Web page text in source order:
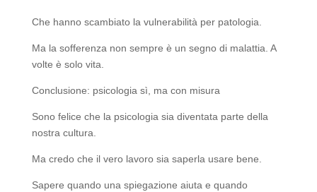
Che hanno scambiato la vulnerabilità per patologia.
Ma la sofferenza non sempre è un segno di malattia. A
volte è solo vita.
Conclusione: psicologia sì, ma con misura
Sono felice che la psicologia sia diventata parte della
nostra cultura.
Ma credo che il vero lavoro sia saperla usare bene.
Sapere quando una spiegazione aiuta e quando